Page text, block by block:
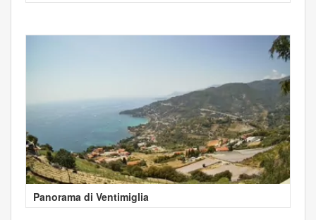
Panorama di Ventimiglia